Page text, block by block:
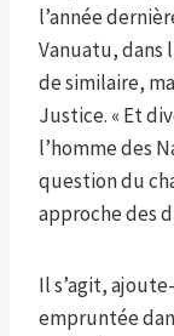
l’année
Vanuatu, dans
de similaire,
Justice. « Et
l’homme des
question du
approche des
Il s’agit,
empruntée